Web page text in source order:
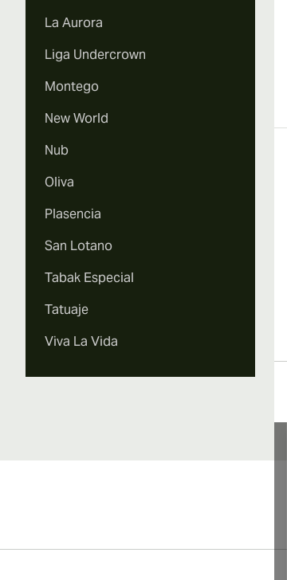
La Aurora
Liga Undercrown
Montego
New World
Nub
Oliva
Plasencia
San Lotano
Tabak Especial
Tatuaje
Viva La Vida